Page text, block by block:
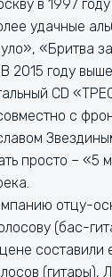
в 1997
удачные
«Бритва
2015 году
CD
с
просто – «5
отцу-
(бас-
составили
(гитары),